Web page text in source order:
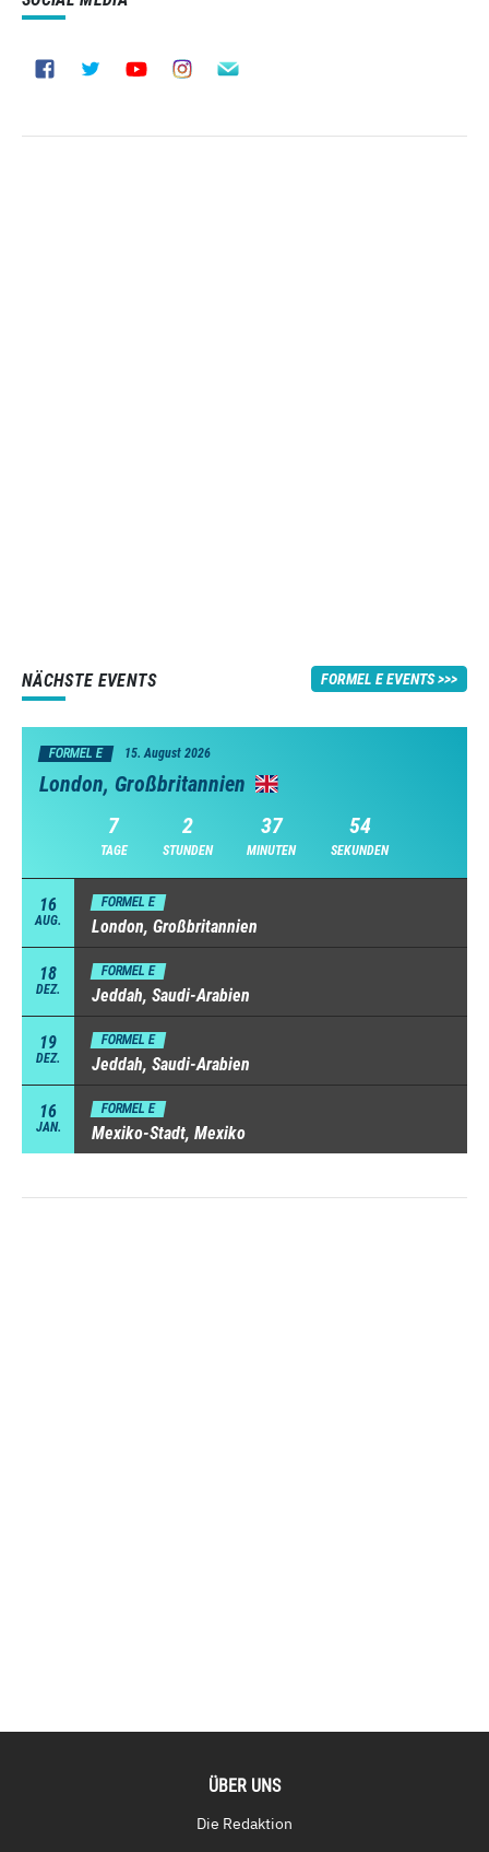
NÄCHSTE EVENTS FORMEL E EVENTS
FORMEL E 15. August 2026
London, Großbritannien
7
TAGE
2
STUNDEN
37
MINUTEN
54
SEKUNDEN
16
AUG.
FORMEL E
London, Großbritannien
18
DEZ.
FORMEL E
Jeddah, Saudi-Arabien
19
DEZ.
FORMEL E
Jeddah, Saudi-Arabien
16
JAN.
FORMEL E
Mexiko-Stadt, Mexiko
ÜBER UNS
Die Redaktion